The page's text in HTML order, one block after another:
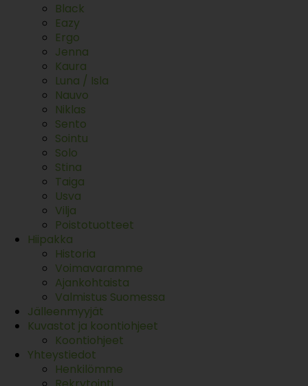
Black
Eazy
Ergo
Jenna
Kaura
Luna / Isla
Nauvo
Niklas
Sento
Sointu
Solo
Stina
Taiga
Usva
Vilja
Poistotuotteet
Hiipakka
Historia
Voimavaramme
Ajankohtaista
Valmistus Suomessa
Jälleenmyyjät
Kuvastot ja koontiohjeet
Koontiohjeet
Yhteystiedot
Henkilömme